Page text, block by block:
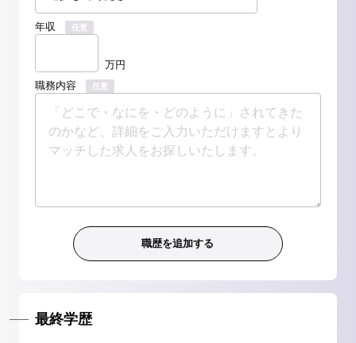
年収 任意
万円
職務内容
任意
最終学歴